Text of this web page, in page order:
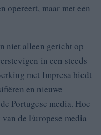
opereert, maar met een
niet alleen gericht op
in een steeds
met Impresa biedt
en nieuwe
Portugese media. Hoe
de Europese media